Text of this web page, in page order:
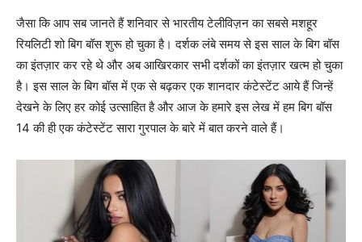
जैसा कि आप सब जानते हैं शनिवार से भारतीय टेलीविज़न का सबसे मशहूर
रियलिटी शो बिग बॉस शुरू हो चुका है। दर्शक लंबे समय से इस साल के बिग बॉस
का इंतज़ार कर रहे थे और अब आखिरकार सभी दर्शकों का इंतज़ार खत्म हो चुका
है। इस साल के बिग बॉस में एक से बढ़कर एक शानदार कंटेस्टेंट आये हैं जिन्हें
देखने के लिए हर कोई उत्साहित है और आज के हमारे इस लेख में हम बिग बॉस
14 की ही एक कंटेस्टेंट सारा गुरपाल के बारे में बात करने वाले हैं।